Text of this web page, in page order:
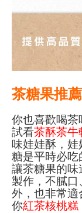
茶糖果推薦
你也喜歡喝
試看茶酥茶牛
味娃娃酥，
糖是平時必吃
讓茶糖果的
製作，不膩口
外，也非常適
你紅茶核桃糕